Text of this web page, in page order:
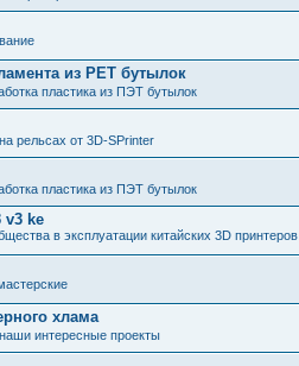
из PET бутылок
пластика из ПЭТ бутылок
рельсах от 3D-SPrinter
пластика из ПЭТ бутылок
v3 ke
в эксплуатации китайских 3D принтеров
хлама
интересные проекты